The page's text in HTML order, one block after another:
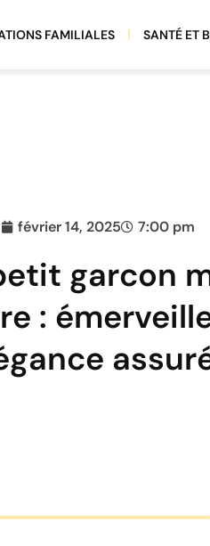
FAMILIALES SANTÉ ET
février 14, 2025 7:00 pm
garcon
: